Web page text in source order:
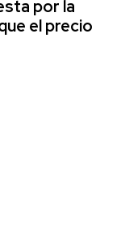
por la
el precio